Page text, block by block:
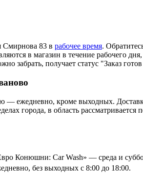
Смирнова 83 в рабочее время.
в магазин в течение рабочего
забрать, получает статус "Заказ
— ежедневно, кроме выходных.
города, в область
Конюшни: Car Wash» — среда и
без выходных с 8:00 до 18:00.